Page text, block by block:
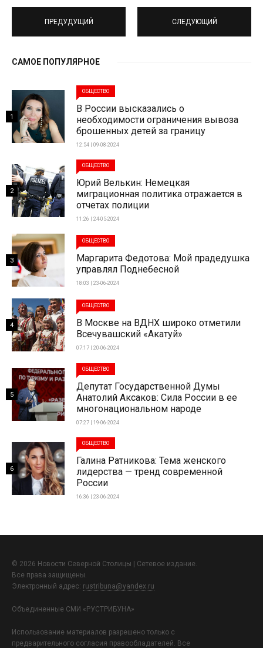
ПРЕДУДУЩИЙ СЛЕДУЮЩИЙ
САМОЕ ПОПУЛЯРНОЕ
ОБЩЕСТВО
В России высказались о
необходимости ограничения вывоза
брошенных детей за границу
12:54 | 09-08-2024
1
ОБЩЕСТВО
Юрий Велькин: Немецкая
миграционная политика отражается в
отчетах полиции
11:26 | 24-05-2024
2
ОБЩЕСТВО
Маргарита Федотова: Мой прадедушка
управлял Поднебесной
18:03 | 23-06-2024
3
ОБЩЕСТВО
В Москве на ВДНХ широко отметили
Всечувашский «Акатуй»
07:17 | 20-06-2024
4
ОБЩЕСТВО
Депутат Государственной Думы
Анатолий Аксаков: Сила России в ее
многонациональном народе
07:27 | 19-06-2024
5
ОБЩЕСТВО
Галина Ратникова: Тема женского
лидерства — тренд современной
России
16:36 | 23-06-2024
6
© 2026 Новости Северной Столицы | Сетевое издание.
Все права защищены.
Электронный адрес: rustribuna@yandex.ru
Объединенные СМИ «РУСТРИБУНА»
Использование материалов разрешено только с
предварительного согласия правообладателей. Все